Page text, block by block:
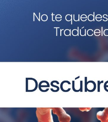
acepta artículos